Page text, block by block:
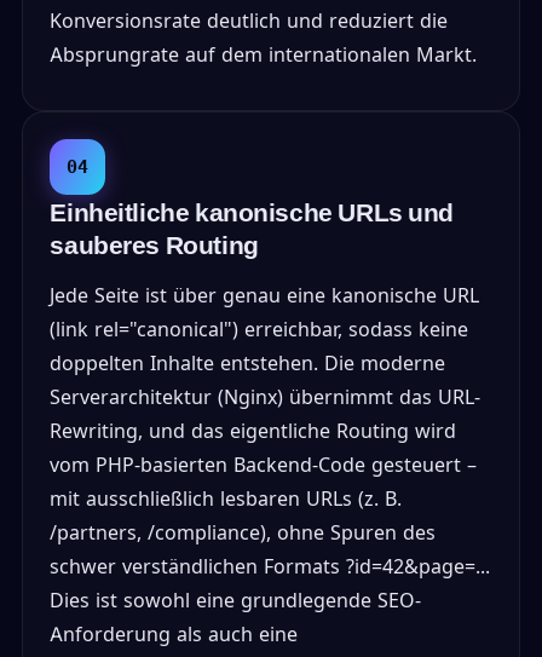
Konversionsrate deutlich und reduziert die
Absprungrate auf dem internationalen Markt.
04
Einheitliche kanonische URLs und
sauberes Routing
Jede Seite ist über genau eine kanonische URL
(link rel="canonical") erreichbar, sodass keine
doppelten Inhalte entstehen. Die moderne
Serverarchitektur (Nginx) übernimmt das URL-
Rewriting, und das eigentliche Routing wird
vom PHP-basierten Backend-Code gesteuert –
mit ausschließlich lesbaren URLs (z. B.
/partners, /compliance), ohne Spuren des
schwer verständlichen Formats ?id=42&page=...
Dies ist sowohl eine grundlegende SEO-
Anforderung als auch eine